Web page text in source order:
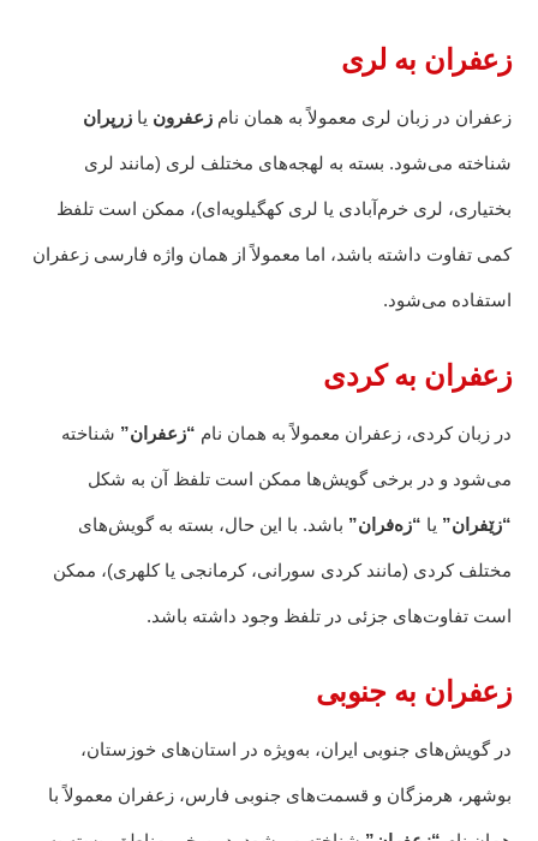
زعفران به لری
زعفران در زبان لری معمولاً به همان نام زعفرون یا زرپران
شناخته می‌شود. بسته به لهجه‌های مختلف لری (مانند لری
بختیاری، لری خرم‌آبادی یا لری کهگیلویه‌ای)، ممکن است تلفظ
کمی تفاوت داشته باشد، اما معمولاً از همان واژه فارسی زعفران
استفاده می‌شود.
زعفران به کردی
در زبان کردی، زعفران معمولاً به همان نام “زعفران” شناخته
می‌شود و در برخی گویش‌ها ممکن است تلفظ آن به شکل
“زێفران” یا “زەفران” باشد. با این حال، بسته به گویش‌های
مختلف کردی (مانند کردی سورانی، کرمانجی یا کلهری)، ممکن
است تفاوت‌های جزئی در تلفظ وجود داشته باشد.
زعفران به جنوبی
در گویش‌های جنوبی ایران، به‌ویژه در استان‌های خوزستان،
بوشهر، هرمزگان و قسمت‌های جنوبی فارس، زعفران معمولاً با